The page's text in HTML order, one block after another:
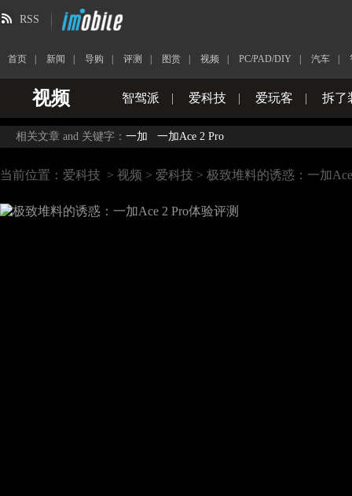
RSS
首页 新闻 导购 评测 图赏 视频 PC/PAD/DIY 汽车
视频 智驾派 | 爱科技 | 爱玩客 | 拆了
相关文章 and 关键字： 一加 一加Ace 2 Pro
当前位置： 爱科技 > 视频 > 爱科技 > 极致堆料的诱惑：一加